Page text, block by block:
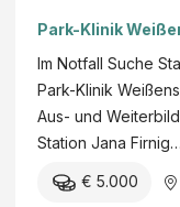
Park-Klinik
Im Notfall Suche
Park-Klinik
Aus- und
Station Jana Firnig…
€ 5.000